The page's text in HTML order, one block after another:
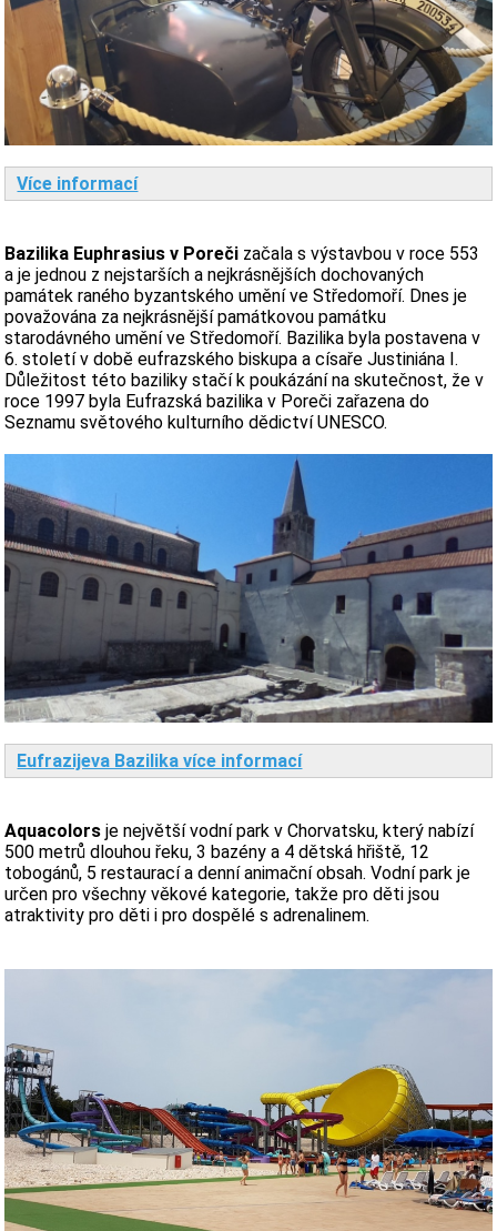
Více informací
Bazilika Euphrasius v Poreči začala s výstavbou v roce 553
a je jednou z nejstarších a nejkrásnějších dochovaných
památek raného byzantského umění ve Středomoří. Dnes je
považována za nejkrásnější památkovou památku
starodávného umění ve Středomoří. Bazilika byla postavena v
6. století v době eufrazského biskupa a císaře Justiniána I.
Důležitost této baziliky stačí k poukázání na skutečnost, že v
roce 1997 byla Eufrazská bazilika v Poreči zařazena do
Seznamu světového kulturního dědictví UNESCO.
Eufrazijeva Bazilika více informací
Aquacolorsje největší vodní park v Chorvatsku, který nabízí
500 metrů dlouhou řeku, 3 bazény a 4 dětská hřiště, 12
tobogánů, 5 restaurací a denní animační obsah. Vodní park je
určen pro všechny věkové kategorie, takže pro děti jsou
atraktivity pro děti i pro dospělé s adrenalinem.